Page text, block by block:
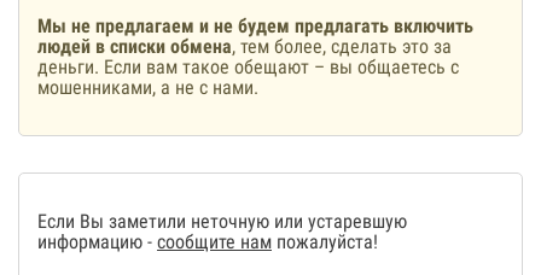
Мы не предлагаем и не будем предлагать включить
людей в списки обмена, тем более, сделать это за
деньги. Если вам такое обещают – вы общаетесь с
мошенниками, а не с нами.
Если Вы заметили неточную или устаревшую
информацию - сообщите нам пожалуйста!